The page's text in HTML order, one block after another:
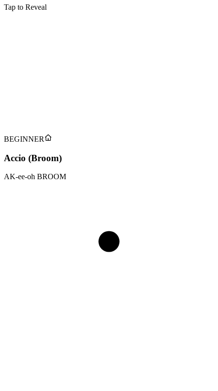
Tap to Reveal
BEGINNER
Accio (Broom)
AK-ee-oh BROOM